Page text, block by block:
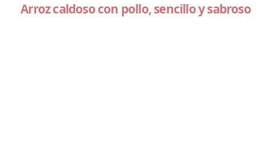
Arroz caldoso con pollo, sencillo y sabroso